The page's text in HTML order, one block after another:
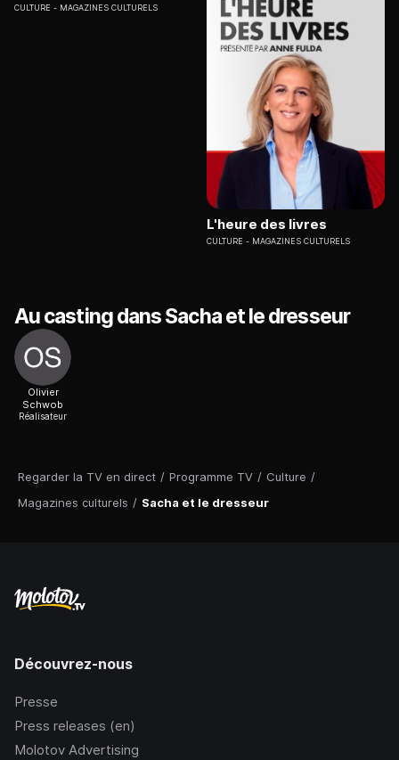
Regarder la TV en direct / Programme TV / Culture /
Magazines culturels / Sacha et le dresseur
CULTURE MAGAZINES CULTURELS
L'heure des livres
CULTURE MAGAZINES CULTURELS
Au casting dans Sacha et le dresseur
Olivier
Schwob
Réalisateur
Découvrez-nous
Presse
Press releases (en)
Molotov Advertising